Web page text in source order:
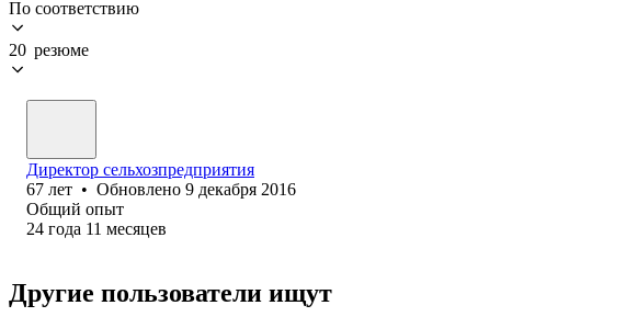
По соответствию
20 резюме
Директор сельхозпредприятия
67 лет • Обновлено 9 декабря 2016
Общий опыт
24 года 11 месяцев
Другие пользователи ищут